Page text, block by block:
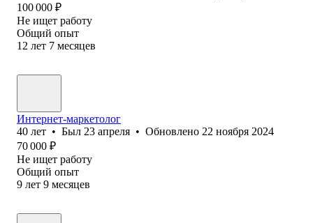
100 000 ₽
Не ищет работу
Общий опыт
12 лет 7 месяцев
Интернет-маркетолог
40 лет • Был 23 апреля • Обновлено 22 ноября 2024
70 000 ₽
Не ищет работу
Общий опыт
9 лет 9 месяцев